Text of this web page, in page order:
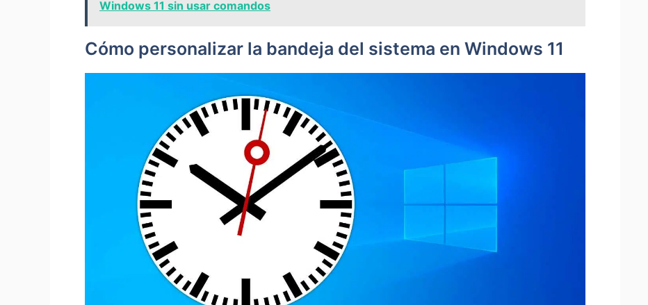
Windows 11 sin usar comandos
Cómo personalizar la bandeja del sistema en Windows 11